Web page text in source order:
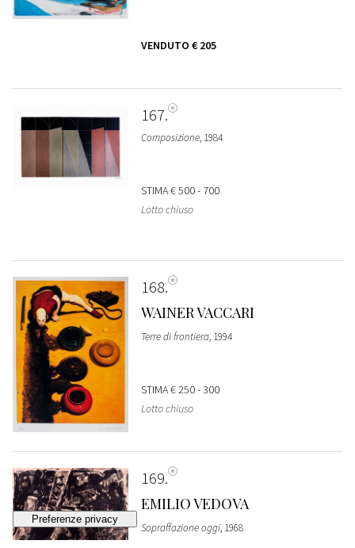
VENDUTO € 205
167
Composizione, 1984
STIMA€ 500 - 700
Lotto chiuso
168
WAINER VACCARI
Terre di frontiera, 1994
STIMA€ 250 - 300
Lotto chiuso
169
EMILIO VEDOVA
Sopraffazione oggi, 1968